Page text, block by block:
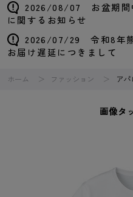
2026/08/07 お盆期間
に関するお知らせ
2026/07/29 令和8年熊
お届け遅延につきまして
ホーム ファッション ア
画像タ